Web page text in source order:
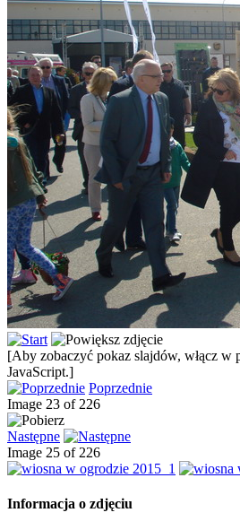
[Aby zobaczyć pokaz slajdów, włącz w
JavaScript.]
Poprzednie
Image 23 of 226
Następne
Image 25 of 226
Informacja o zdjęciu